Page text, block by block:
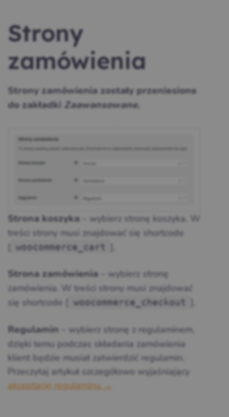
Strony
zamówienia
Strony zamówienia zostały przeniesione
do zakładki
Zaawansowane.
Strona koszyka
– wybierz stronę koszyka. W
treści strony musi znajdować się shortcode
woocommerce_cart
Strona zamówienia
– wybierz stronę
zamówienia. W treści strony musi znajdować
się shortcode [
woocommerce_checkout
Regulamin
– wybierz stronę z regulaminem,
dzięki temu podczas składania zamówienia
klient będzie musiał zatwierdzić regulamin.
Przeczytaj artykuł szczegółowo wyjaśniający
akceptację regulaminu →